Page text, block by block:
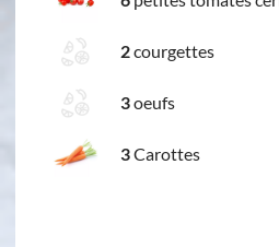
2courgettes
3oeufs
3Carottes